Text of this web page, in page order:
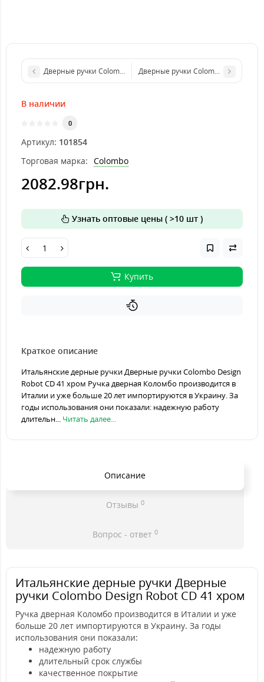
Дверные ручки Colombo Design Robot CD 41 полированная
Дверные ручки Colombo Design
В наличии
0
Артикул: 101854
Торговая марка: Colombo
2082.98грн.
Узнать оптовые цены ( >10 шт )
Купить
Краткое описание
Итальянские дерные ручки Дверные ручки Colombo Design
Robot CD 41 хром Ручка дверная Коломбо производится в
Италии и уже больше 20 лет импортируются в Украину. За
годы использования они показали: надежную работу
длительн... Читать далее...
Описание
Отзывы 0
Вопрос - ответ 0
Итальянские дерные ручки Дверные
ручки Colombo Design Robot CD 41 хром
Ручка дверная Коломбо производится в Италии и уже
больше 20 лет импортируются в Украину. За годы
использования они показали:
надежную работу
длительный срок службы
качественное покрытие